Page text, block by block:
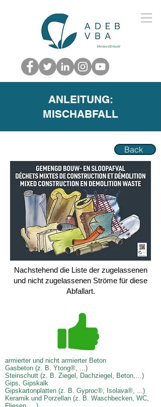
ANLEITUNG:
MISCHABFALL
Back
Nachstehend die Liste der zugelassenen
und nicht zugelassenen Ströme für diese
Abfallart.
armierter und nicht armierter Beton
Gasbeton (z. B. Ytong®, ...)
Steinschutt (z. B. Ziegel, Dachziegel, Beton,…)
Gips, Gipskalk
Gipskartonplatten (z. B. Gyproc®, Isolava®, ...)
Keramik und Porzellan (z. B. Waschbecken, WC,